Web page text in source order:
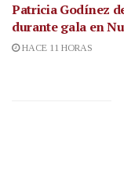
Patricia Godínez
durante gala en
HACE 11 HORAS